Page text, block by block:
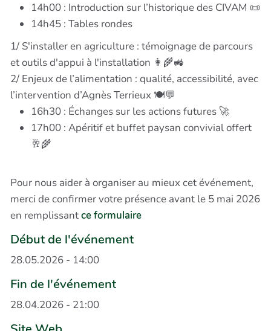
14h00 : Introduction sur l’historique des CIVAM 📜
14h45 : Tables rondes
1/ S'installer en agriculture : témoignage de parcours
et outils d'appui à l'installation 👩‍🌾🚜
2/ Enjeux de l’alimentation : qualité, accessibilité, avec
l’intervention d’Agnès Terrieux 🍽️💬
16h30 : Échanges sur les actions futures 🚀
17h00 : Apéritif et buffet paysan convivial offert
🥂🌾
Pour nous aider à organiser au mieux cet événement,
merci de confirmer votre présence avant le 5 mai 2026
en remplissantce formulaire
Début de l'événement
28.05.2026 - 14:00
Fin de l'événement
28.04.2026 - 21:00